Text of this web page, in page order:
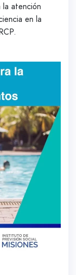
atención
en la